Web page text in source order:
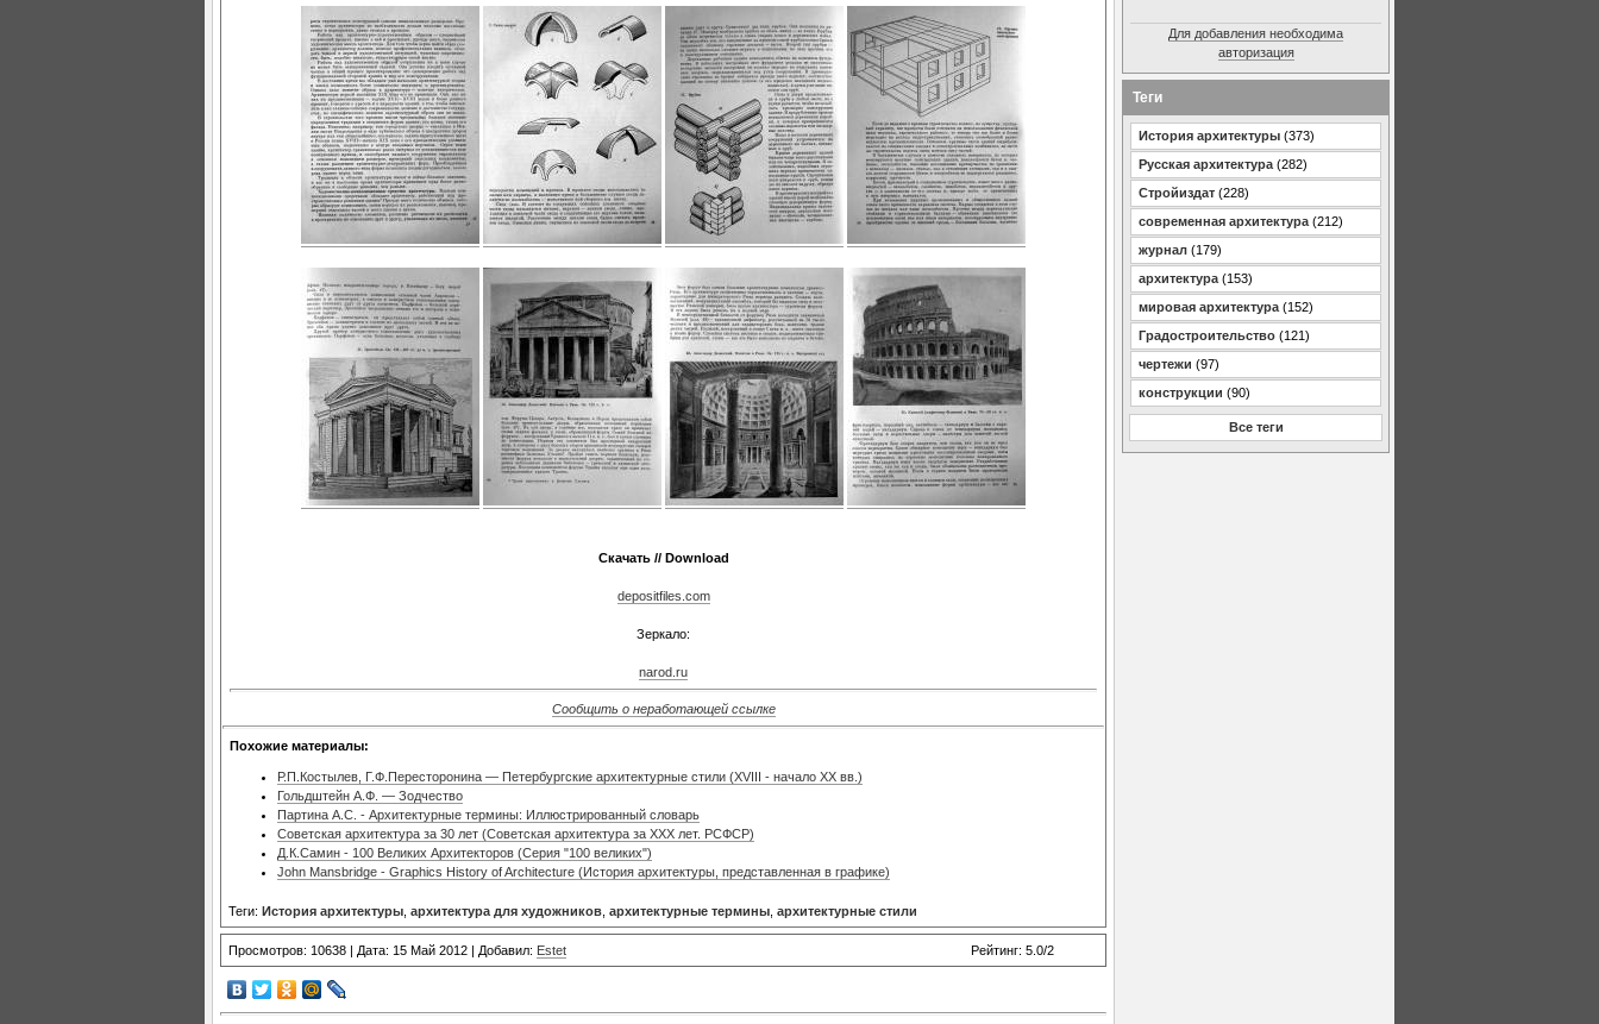
Скачать // Download
depositfiles.com
Зеркало:
narod.ru
Сообщить о неработающей ссылке
Похожие материалы:
Р.П.Костылев, Г.Ф.Пересторонина — Петербургские архитектурные стили (XVIII - начало XX вв.)
Гольдштейн А.Ф. — Зодчество
Партина А.С. - Архитектурные термины: Иллюстрированный словарь
Советская архитектура за 30 лет (Советская архитектура за XXX лет. РСФСР)
Д.К.Самин - 100 Великих Архитекторов (Серия "100 великих")
John Mansbridge - Graphics History of Architecture (История архитектуры, представленная в графике)
Теги: История архитектуры архитектура для художников архитектурные термины архитектурные стили
Просмотров: 10638 | Дата: 15 Май 2012 | Добавил: Estet Рейтинг: 5.0/2
Для добавления необходима
авторизация
Теги
История архитектуры (373)
Русская архитектура (282)
Стройиздат (228)
современная архитектура (212)
журнал (179)
архитектура (153)
мировая архитектура (152)
Градостроительство (121)
чертежи (97)
конструкции (90)
Все теги